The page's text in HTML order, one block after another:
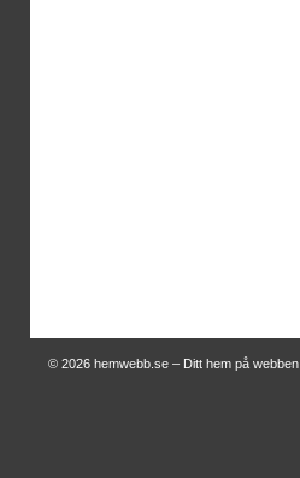
© 2026 hemwebb.se – Ditt hem på webben